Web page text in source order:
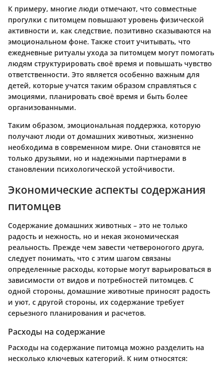
К примеру, многие люди отмечают, что совместные
прогулки с питомцем повышают уровень физической
активности и, как следствие, позитивно сказываются на
эмоциональном фоне. Также стоит учитывать, что
ежедневные ритуалы ухода за питомцем могут помогать
людям структурировать своё время и повышать чувство
ответственности. Это является особенно важным для
детей, которые учатся таким образом справляться с
эмоциями, планировать своё время и быть более
организованными.
Таким образом, эмоциональная поддержка, которую
получают люди от домашних животных, жизненно
необходима в современном мире. Они становятся не
только друзьями, но и надежными партнерами в
становлении психологической устойчивости.
Экономические аспекты содержания
питомцев
Содержание домашних животных – это не только
радость и нежность, но и некая экономическая
реальность. Прежде чем завести четвероногого друга,
следует понимать, что с этим шагом связаны
определенные расходы, которые могут варьироваться в
зависимости от видов и потребностей питомцев. С
одной стороны, домашние животные приносят радость
и уют, с другой стороны, их содержание требует
серьезного планирования и расчетов.
Расходы на содержание
Расходы на содержание питомца можно разделить на
несколько ключевых категорий. К ним относятся: